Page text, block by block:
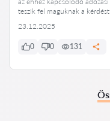
teszik fel maguknak a
23.12.2025
0 0 131